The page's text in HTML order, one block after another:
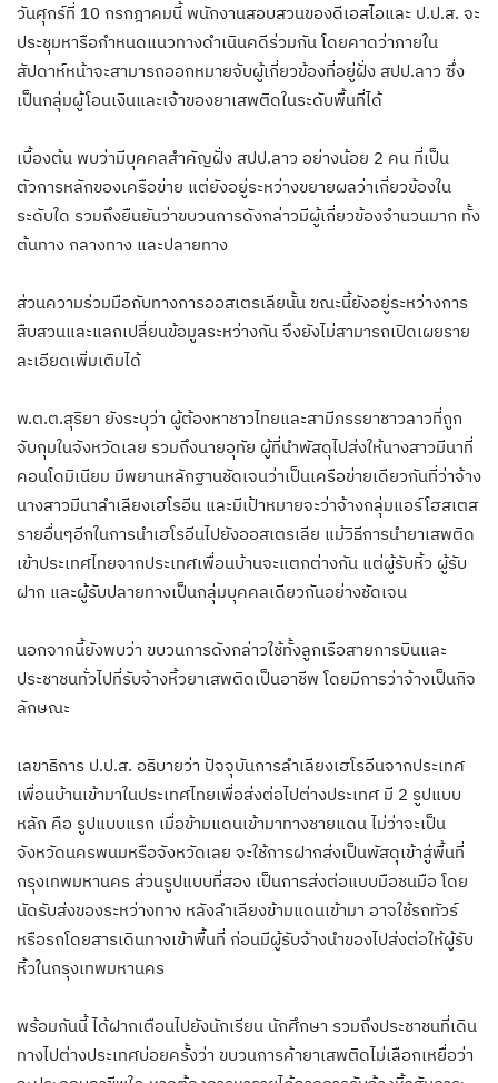
วันศุกร์ที่ 10 กรกฎาคมนี้ พนักงานสอบสวนของดีเอสไอและ ป.ป.ส. จะ
ประชุมหารือกำหนดแนวทางดำเนินคดีร่วมกัน โดยคาดว่าภายใน
สัปดาห์หน้าจะสามารถออกหมายจับผู้เกี่ยวข้องที่อยู่ฝั่ง สปป.ลาว ซึ่ง
เป็นกลุ่มผู้โอนเงินและเจ้าของยาเสพติดในระดับพื้นที่ได้
เบื้องต้น พบว่ามีบุคคลสำคัญฝั่ง สปป.ลาว อย่างน้อย 2 คน ที่เป็น
ตัวการหลักของเครือข่าย แต่ยังอยู่ระหว่างขยายผลว่าเกี่ยวข้องใน
ระดับใด รวมถึงยืนยันว่าขบวนการดังกล่าวมีผู้เกี่ยวข้องจำนวนมาก ทั้ง
ต้นทาง กลางทาง และปลายทาง
ส่วนความร่วมมือกับทางการออสเตรเลียนั้น ขณะนี้ยังอยู่ระหว่างการ
สืบสวนและแลกเปลี่ยนข้อมูลระหว่างกัน จึงยังไม่สามารถเปิดเผยราย
ละเอียดเพิ่มเติมได้
พ.ต.ต.สุริยา ยังระบุว่า ผู้ต้องหาชาวไทยและสามีภรรยาชาวลาวที่ถูก
จับกุมในจังหวัดเลย รวมถึงนายอุทัย ผู้ที่นำพัสดุไปส่งให้นางสาวมีนาที่
คอนโดมิเนียม มีพยานหลักฐานชัดเจนว่าเป็นเครือข่ายเดียวกันที่ว่าจ้าง
นางสาวมีนาลำเลียงเฮโรอีน และมีเป้าหมายจะว่าจ้างกลุ่มแอร์โฮสเตส
รายอื่นๆอีกในการนำเฮโรอีนไปยังออสเตรเลีย แม้วิธีการนำยาเสพติด
เข้าประเทศไทยจากประเทศเพื่อนบ้านจะแตกต่างกัน แต่ผู้รับหิ้ว ผู้รับ
ฝาก และผู้รับปลายทางเป็นกลุ่มบุคคลเดียวกันอย่างชัดเจน
นอกจากนี้ยังพบว่า ขบวนการดังกล่าวใช้ทั้งลูกเรือสายการบินและ
ประชาชนทั่วไปที่รับจ้างหิ้วยาเสพติดเป็นอาชีพ โดยมีการว่าจ้างเป็นกิจ
ลักษณะ
เลขาธิการ ป.ป.ส. อธิบายว่า ปัจจุบันการลำเลียงเฮโรอีนจากประเทศ
เพื่อนบ้านเข้ามาในประเทศไทยเพื่อส่งต่อไปต่างประเทศ มี 2 รูปแบบ
หลัก คือ รูปแบบแรก เมื่อข้ามแดนเข้ามาทางชายแดน ไม่ว่าจะเป็น
จังหวัดนครพนมหรือจังหวัดเลย จะใช้การฝากส่งเป็นพัสดุเข้าสู่พื้นที่
กรุงเทพมหานคร ส่วนรูปแบบที่สอง เป็นการส่งต่อแบบมือชนมือ โดย
นัดรับส่งของระหว่างทาง หลังลำเลียงข้ามแดนเข้ามา อาจใช้รถทัวร์
หรือรถโดยสารเดินทางเข้าพื้นที่ ก่อนมีผู้รับจ้างนำของไปส่งต่อให้ผู้รับ
หิ้วในกรุงเทพมหานคร
พร้อมกันนี้ ได้ฝากเตือนไปยังนักเรียน นักศึกษา รวมถึงประชาชนที่เดิน
ทางไปต่างประเทศบ่อยครั้งว่า ขบวนการค้ายาเสพติดไม่เลือกเหยื่อว่า